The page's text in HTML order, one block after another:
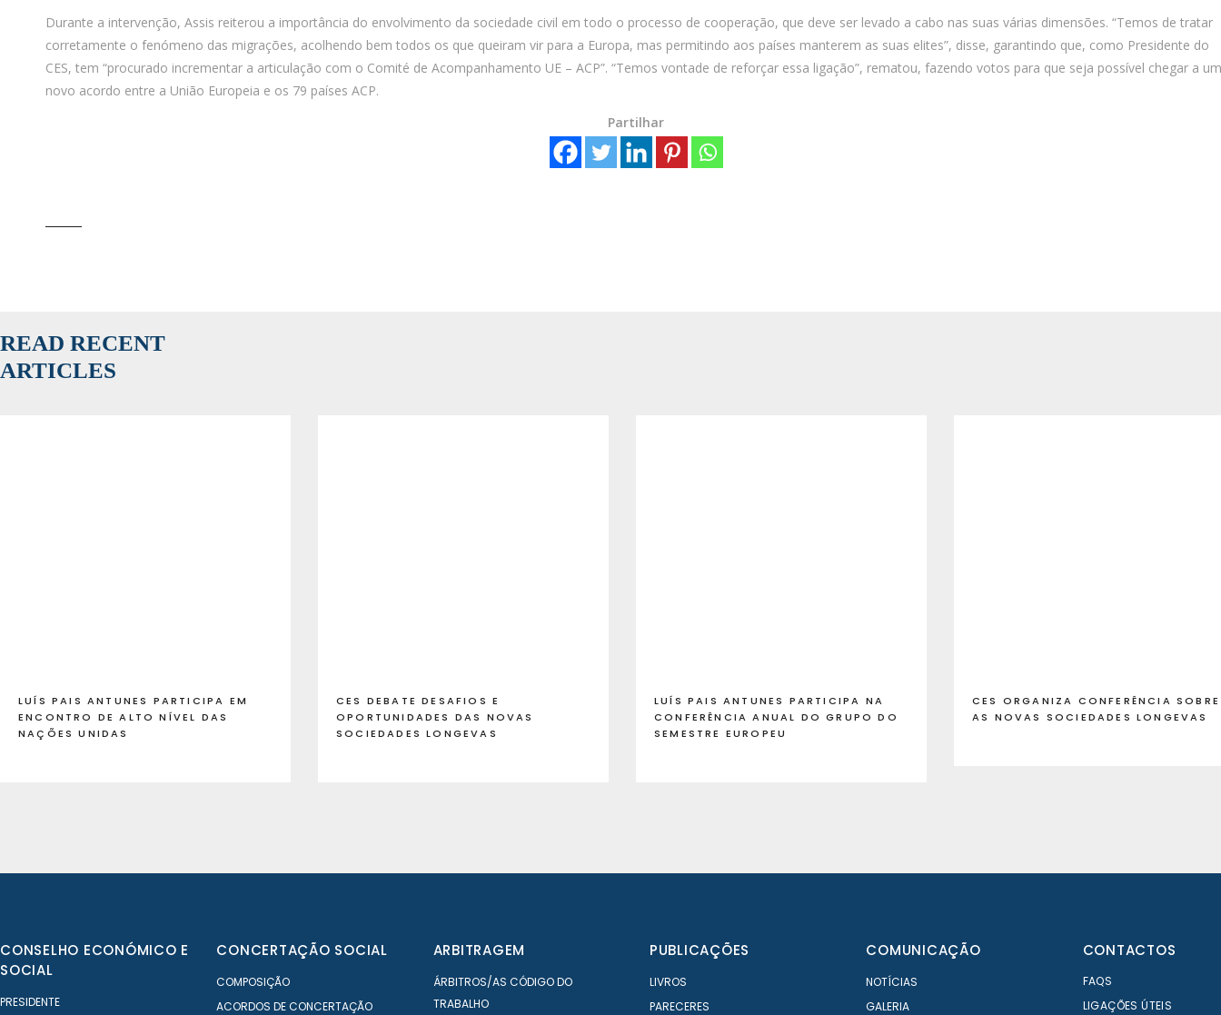
Durante a intervenção, Assis reiterou a importância do envolvimento da sociedade civil em todo o processo de cooperação, que deve ser levado a cabo nas suas várias dimensões. “Temos de tratar
corretamente o fenómeno das migrações, acolhendo bem todos os que queiram vir para a Europa, mas permitindo aos países manterem as suas elites”, disse, garantindo que, como Presidente do
CES, tem “procurado incrementar a articulação com o Comité de Acompanhamento UE – ACP”. “Temos vontade de reforçar essa ligação”, rematou, fazendo votos para que seja possível chegar a um
novo acordo entre a União Europeia e os 79 países ACP.
Partilhar
READ RECENT
ARTICLES
LUÍS PAIS ANTUNES PARTICIPA EM
ENCONTRO DE ALTO NÍVEL DAS
NAÇÕES UNIDAS
CES DEBATE DESAFIOS E
OPORTUNIDADES DAS NOVAS
SOCIEDADES LONGEVAS
LUÍS PAIS ANTUNES PARTICIPA NA
CONFERÊNCIA ANUAL DO GRUPO DO
SEMESTRE EUROPEU
CES ORGANIZA CONFERÊNCIA SOBRE
AS NOVAS SOCIEDADES LONGEVAS
CONSELHO ECONÓMICO E
SOCIAL
PRESIDENTE
CONCERTAÇÃO SOCIAL
COMPOSIÇÃO
ACORDOS DE CONCERTAÇÃO
ARBITRAGEM
ÁRBITROS/AS CÓDIGO DO
TRABALHO
PUBLICAÇÕES
LIVROS
PARECERES
COMUNICAÇÃO
NOTÍCIAS
GALERIA
CONTACTOS
FAQS
LIGAÇÕES ÚTEIS